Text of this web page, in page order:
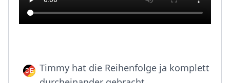
Timmy hat die Reihenfolge ja komplett